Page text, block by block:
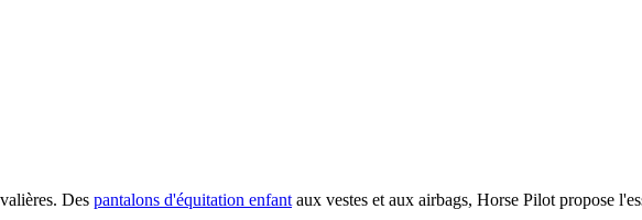
Des pantalons d'équitation enfant aux vestes et aux airbags, Horse Pilot propose